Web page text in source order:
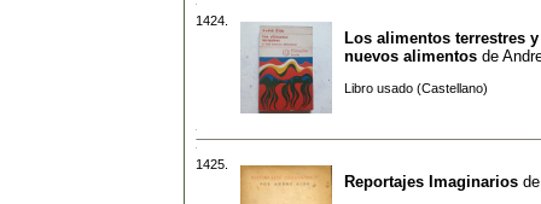
1424.
Los alimentos terrestres
nuevos alimentos de
Libro usado (Castellano)
1425.
Reportajes Imaginarios